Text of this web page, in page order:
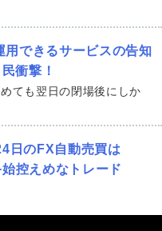
できるサービスの告知
衝撃！
ても翌日の閉場後にしか
日のFX自動売買は
控えめなトレード